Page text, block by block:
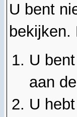
U bent
bekijken.
U
aan
U